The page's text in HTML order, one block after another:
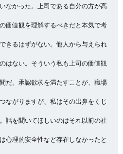
なかった。上司である自分の方が高
価値観を理解するべきだと本気で考
きるはずがない。他人から与えられ
はない。そういう私も上司の価値観
だ。承認欲求を満たすことが、職場
ながりますが、私はその出鼻をくじ
話を聞いてほしいのはそれ以前の社
心理的安全性など存在しなかったと